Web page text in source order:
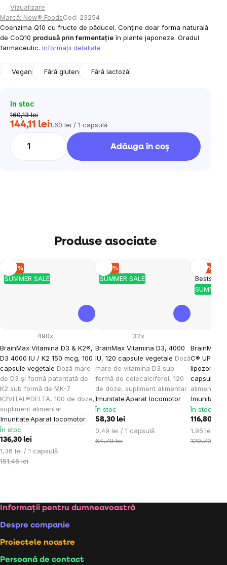
Vizualizare
Marcă: Now® FoodsCod: 23254
Coenzima Q10 cu fructe de păducel. Conține doar forma naturală
de CoQ10 produsă prin fermentațieîn plante japoneze. Gradul
farmaceutic. Informaţii detaliate
Vegan Fără gluten Fără lactoză
In stoc
160,13 lei
144,11 leiEvaluare
1,60 lei / 1 capsulă
Adăuga în coş
Produse asociate
SUMMER SALE
–10 %
BrainMax Vitamina D3 & K2®,
D3 4000 IU / K2 150 mcg, 100
capsule vegetale Doză mare
de D3 și formă patentată de
K2 sub formă de MK-7
K2VITAL®DELTA, 100 de doze,
supliment alimentar
ImunitateAparat locomotor
490x
În stoc
136,30 lei
Evaluare
preţ:
1,36 lei / 1 capsulă
151,46 lei
SUMMER SALE
–10 %
BrainMax Vitamina D3, 4000
IU, 120 capsule vegetale Doză
mare de vitamina D3 sub
formă de colecalciferol, 120
de doze, supliment alimentar
ImunitateAparat locomotor
32x
În stoc
58,30 lei
Evaluare
preţ:
0,49 lei / 1 capsulă
64,79 lei
Bestseller
SUMMER
–10 %
BrainMax
C®
capsule
alimentar
Imunitate
În stoc
116,80 lei
Evaluare
preţ:
1,95 lei / 1
129,79 lei
Subsol
Informații pentru dumneavoastră
Despre companie
Proiectele noastre
Persoană de contact